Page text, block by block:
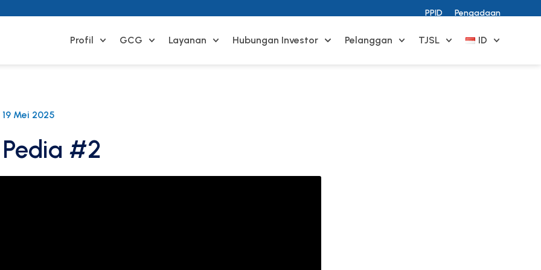
PPID Pengadaan
Profil GCG Layanan Hubungan Investor Pelanggan TJSL ID
19 Mei 2025
Pedia #2